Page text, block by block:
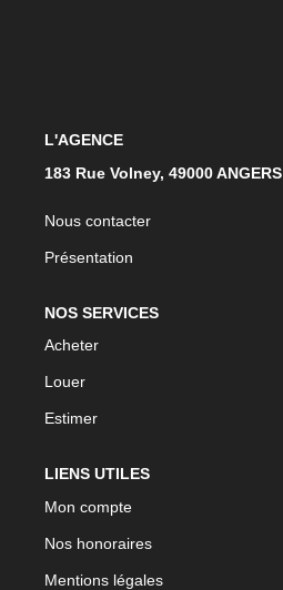
L'AGENCE
183 Rue Volney, 49000 ANGERS
Nous contacter
Présentation
NOS SERVICES
Acheter
Louer
Estimer
LIENS UTILES
Mon compte
Nos honoraires
Mentions légales